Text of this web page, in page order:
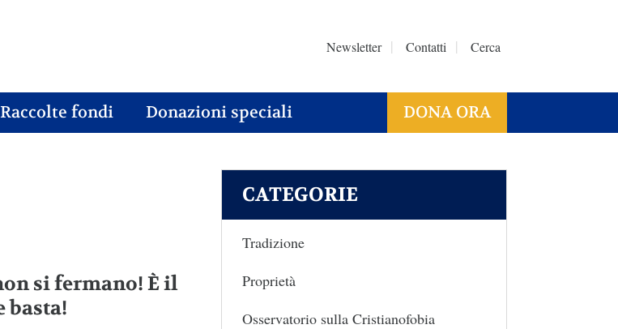
Newsletter Contatti Cerca
Raccolte fondi Donazioni speciali DONA ORA
si fermano! È il
basta!
CATEGORIE
Tradizione
Proprietà
Osservatorio sulla Cristianofobia